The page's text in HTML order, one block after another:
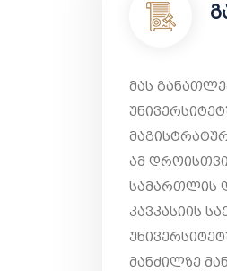
მას
ამ
სამართლის
კავკასიის
მანძილზე